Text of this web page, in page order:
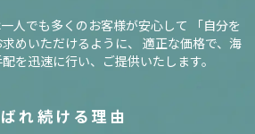
人でも多くのお客様が安心して
「自分を
めいただけるように、 適正な価格で、海
を迅速に行い、ご提供いたします。
れ続ける理由